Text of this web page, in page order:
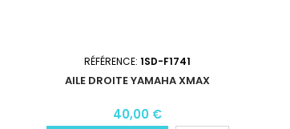
RÉFÉRENCE:1SD-F1741
AILE DROITE YAMAHA XMAX
40,00 €